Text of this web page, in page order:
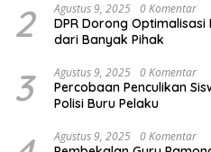
2 Agustus 9, 2025 0 Komentar
DPR Dorong
dari Banyak Pihak
3 Agustus 9, 2025 0 Komentar
Percobaan Penculikan
Polisi Buru Pelaku
Agustus 9, 2025 0 Komentar